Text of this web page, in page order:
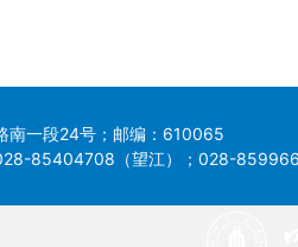
南一段24号；邮编：610065
85404708（望江）；028-